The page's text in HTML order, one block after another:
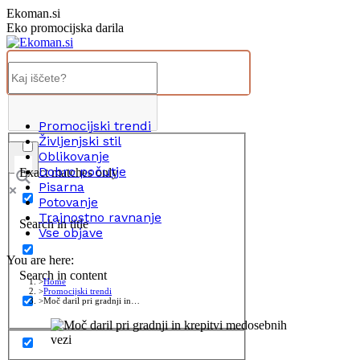
Skip
to
content
Ekoman.si
Eko promocijska darila
Exact matches only
Search in title
Search in content
Promocijski trendi
Življenjski stil
Oblikovanje
Dobro počutje
Pisarna
Potovanje
Trajnostno ravnanje
Vse objave
You are here:
Home
Promocijski trendi
Moč daril pri gradnji in…